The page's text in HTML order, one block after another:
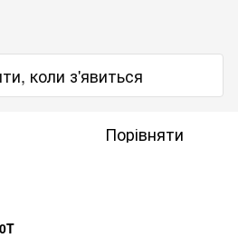
коли з'явиться
Порівняти